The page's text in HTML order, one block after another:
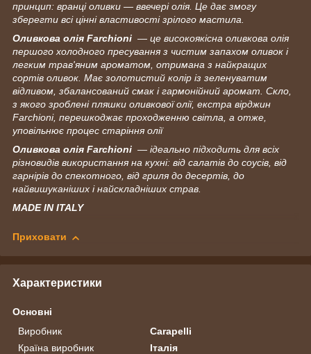
принцип: вранці оливки — ввечері олія. Це дає змогу
зберегти всі цінні властивості зрілого мастила.
Оливкова олія Farchioni — це високоякісна оливкова олія
першого холодного пресування з чистим запахом оливок і
легким трав'яним ароматом, отримана з найкращих
сортів оливок. Має золотистий колір із зеленуватим
відливом, збалансований смак і гармонійний аромат. Скло,
з якого зроблені пляшки оливкової олії, екстра вірджин
Farchioni, перешкоджає проходженню світла, а отже,
уповільнює процес старіння олії
Оливкова олія Farchioni — ідеально підходить для всіх
різновидів використання на кухні: від салатів до соусів, від
гарнірів до спекотного, від гриля до десертів, до
найвишуканіших і найскладніших страв.
MADE IN ITALY
Приховати
Характеристики
Основні
Виробник
Carapelli
Країна виробник
Італія